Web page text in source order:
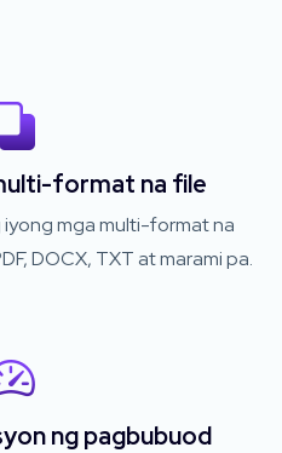
format na file
mga multi-format na
DOCX, TXT at marami pa.
ng pagbubuod